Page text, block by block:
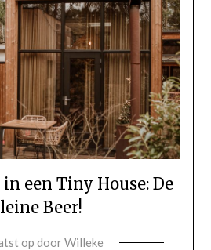
een Tiny House: De
Beer!
op doorWilleke